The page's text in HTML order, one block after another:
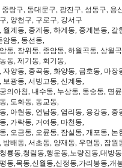
랑구, 동대문구, 광진구, 성동구,
, 양천구, 구로구, 강서구
계동, 중계동, 하계동, 중계본동,
동, 동선동,
동, 장위동, 종암동, 하월곡동, 상월
동, 제기동, 회기동,
양동, 중곡동, 화양동, 금호동, 마
광동, 서빙고동, 신계동,
의아침, 내수동, 누상동, 동숭동, 명
, 도화동, 동교동,
, 아현동, 연남동, 염리동, 용강동,
, 가락동, 거여동, 마천동,
, 오금동, 오륜동, 잠실동, 개포동,
배동, 서초동, 양재동, 우면동, 잠원
룡동,청림동,행운동,노량진동,대방
동,목동,신월동,신정동,가리봉동,개